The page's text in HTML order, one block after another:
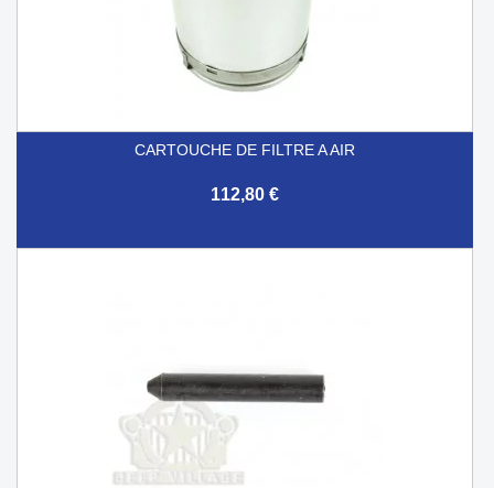
CARTOUCHE DE FILTRE A AIR
112,80 €